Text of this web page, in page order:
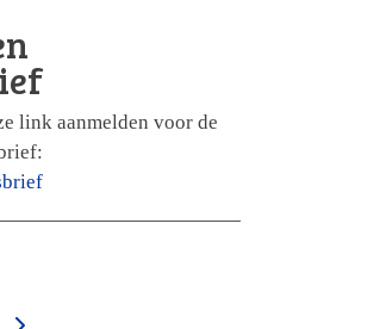
link aanmelden voor de